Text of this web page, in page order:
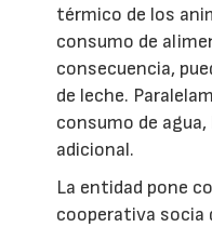
térmico de los
consumo de
consecuencia,
de leche.
consumo de
adicional.
La entidad pone
cooperativa socia